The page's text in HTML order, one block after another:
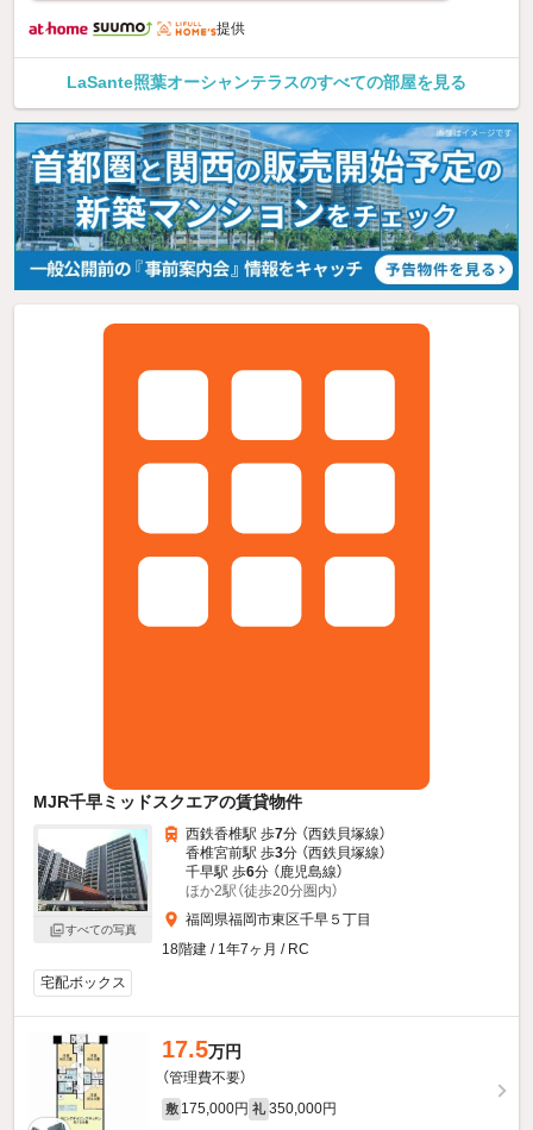
提供
LaSante照葉オーシャンテラスのすべての部屋を見る
MJR千早ミッドスクエアの賃貸物件
すべての写真
西鉄香椎駅 歩7分 （西鉄貝塚線）
香椎宮前駅 歩3分 （西鉄貝塚線）
千早駅 歩6分 （鹿児島線）
ほか2駅（徒歩20分圏内）
福岡県福岡市東区千早５丁目
18階建 / 1年7ヶ月 / RC
宅配ボックス
17.5万円
（管理費不要）
敷 175,000円 礼 350,000円